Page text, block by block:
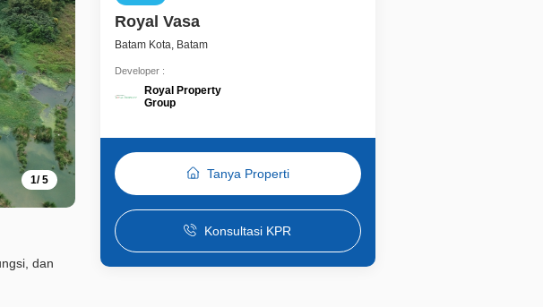
1/5
dan
Royal Vasa
Batam Kota, Batam
Developer :
Royal Property
Group
Tanya Properti
Konsultasi KPR